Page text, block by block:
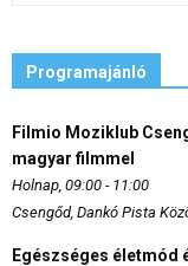
Programajánló
Filmio Moziklub
magyar filmmel
Holnap, 09:00 - 11:00
Csengőd, Dankó Pista
Egészséges életmód